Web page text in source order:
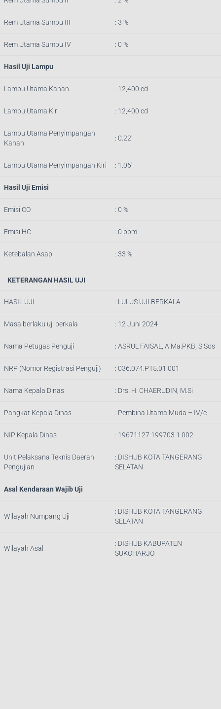
Rem Utama Sumbu III : 3 %
Rem Utama Sumbu IV : 0 %
Hasil Uji Lampu
Lampu Utama Kanan : 12,400 cd
Lampu Utama Kiri : 12,400 cd
Lampu Utama Penyimpangan
Kanan
: 0.22′
Lampu Utama Penyimpangan Kiri : 1.06′
Hasil Uji Emisi
Emisi CO : 0 %
Emisi HC : 0 ppm
Ketebalan Asap : 33 %
KETERANGAN HASIL UJI
HASIL UJI : LULUS UJI BERKALA
Masa berlaku uji berkala : 12 Juni 2024
Nama Petugas Penguji : ASRUL FAISAL, A.Ma.PKB, S.Sos
NRP (Nomor Registrasi Penguji) : 036.074.PT5.01.001
Nama Kepala Dinas : Drs. H. CHAERUDIN, M.Si
Pangkat Kepala Dinas : Pembina Utama Muda – IV/c
NIP Kepala Dinas : 19671127 199703 1 002
Unit Pelaksana Teknis Daerah
Pengujian
: DISHUB KOTA TANGERANG
SELATAN
Asal Kendaraan Wajib Uji
Wilayah Numpang Uji
: DISHUB KOTA TANGERANG
SELATAN
Wilayah Asal
: DISHUB KABUPATEN
SUKOHARJO